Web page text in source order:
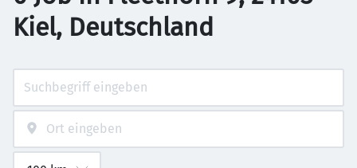
Kiel, Deutschland